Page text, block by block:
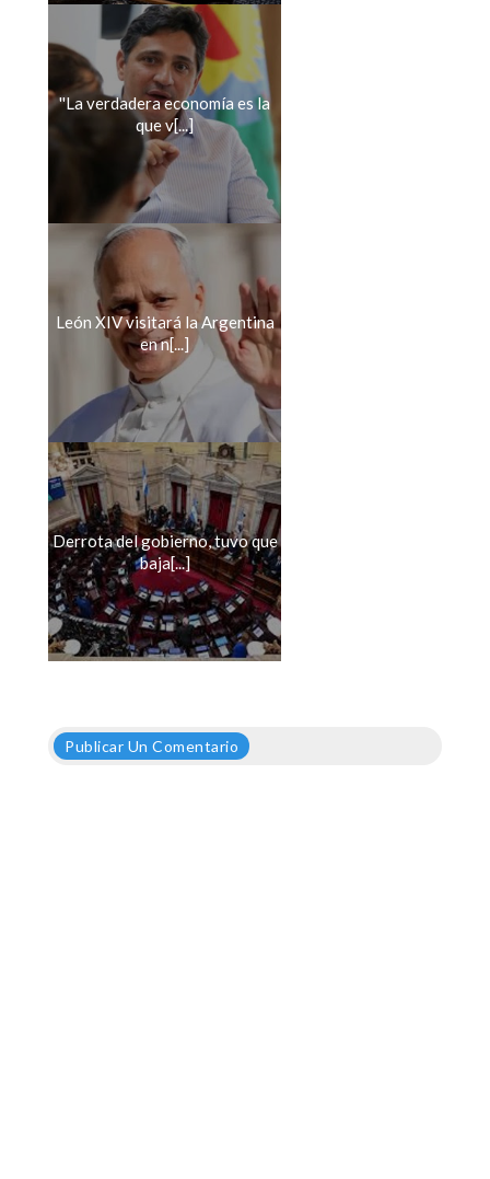
''La verdadera economía es la
que v[...]
León XIV visitará la Argentina
en n[...]
Derrota del gobierno, tuvo que
baja[...]
Publicar Un Comentario